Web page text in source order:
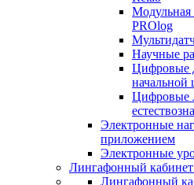
Модульная
PROlog
Научные
Цифровые
начальной
Цифровые
Электронные
приложением
Электронные
Лингафонный
Лингафонный